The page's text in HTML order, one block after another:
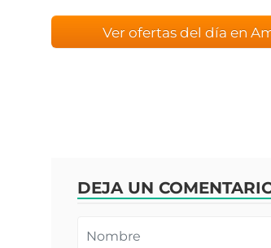
Ver ofertas del día en
DEJA UN